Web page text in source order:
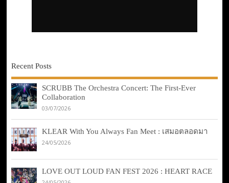
Recent Posts
SCRUBB The Orchestra Concert: The First-Ever
Collaboration
03/07/2026
KLEAR With You Always Fan Meet : เสมอตลอดมา
24/05/2026
LOVE OUT LOUD FAN FEST 2026 : HEART RACE